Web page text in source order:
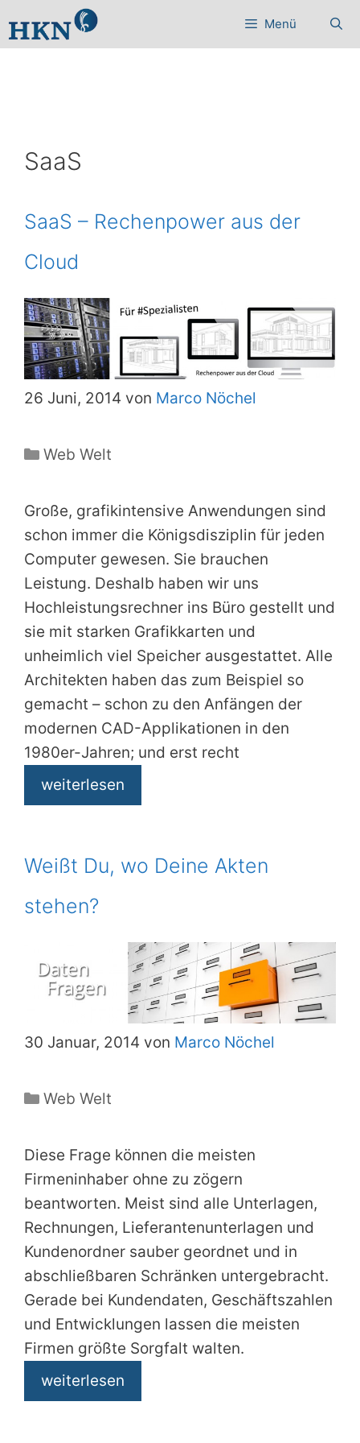
Inhalt
Menü
SaaS
SaaS – Rechenpower aus der
Cloud
26 Juni, 2014 von Marco Nöchel
Kategorien
Web Welt
Große, grafikintensive Anwendungen sind
schon immer die Königsdisziplin für jeden
Computer gewesen. Sie brauchen
Leistung. Deshalb haben wir uns
Hochleistungsrechner ins Büro gestellt und
sie mit starken Grafikkarten und
unheimlich viel Speicher ausgestattet. Alle
Architekten haben das zum Beispiel so
gemacht – schon zu den Anfängen der
modernen CAD-Applikationen in den
1980er-Jahren; und erst recht
weiterlesen
Weißt Du, wo Deine Akten
stehen?
30 Januar, 2014 von Marco Nöchel
Kategorien
Web Welt
Diese Frage können die meisten
Firmeninhaber ohne zu zögern
beantworten. Meist sind alle Unterlagen,
Rechnungen, Lieferantenunterlagen und
Kundenordner sauber geordnet und in
abschließbaren Schränken untergebracht.
Gerade bei Kundendaten, Geschäftszahlen
und Entwicklungen lassen die meisten
Firmen größte Sorgfalt walten.
weiterlesen